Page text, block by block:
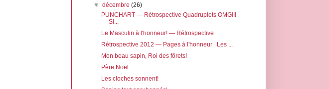
▼décembre(26)
PUNCHART — Rétrospective Quadruplets OMG!!!
Si...
Le Masculin à l'honneur! — Rétrospective
Rétrospective 2012 — Pages à l'honneur Les ...
Mon beau sapin, Roi des fôrets!
Père Noël
Les cloches sonnent!